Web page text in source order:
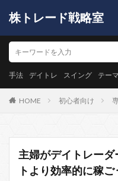
株トレード戦略室
手法 デイトレ スイング テー
HOME 初心者向け
主婦がデイトレー
トより効率的に稼ご